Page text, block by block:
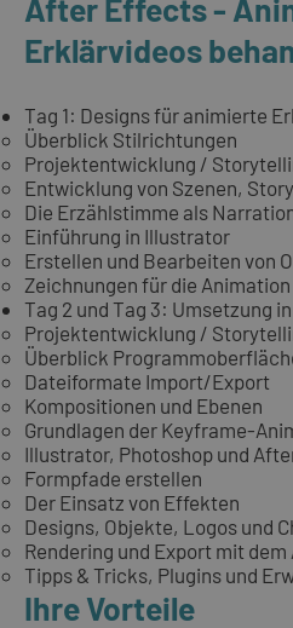
After Effects -
Erklärvideos
Tag 1: Designs für animierte
Überblick Stilrichtungen
Projektentwicklung /
Entwicklung von Szenen,
Die Erzählstimme als
Einführung in Illustrator
Erstellen und Bearbeiten von
Zeichnungen für die
Tag 2 und Tag 3: Umsetzung
Projektentwicklung /
Überblick
Dateiformate Import/Export
Kompositionen und Ebenen
Grundlagen der Keyframe-
Illustrator, Photoshop und
Formpfade erstellen
Der Einsatz von Effekten
Designs, Objekte, Logos und
Rendering und Export mit
Tipps & Tricks, Plugins und
Ihre Vorteile